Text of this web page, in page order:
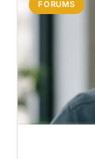
FORUMS